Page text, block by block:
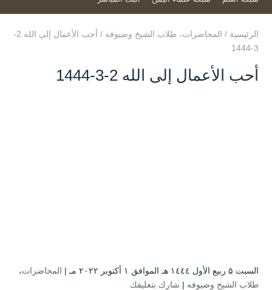
الرئيسية / المحاضرات، طلاب الشيخ وضيوفه /
أحب الأعمال إلى الله 2-
3-1444
أحب الأعمال إلى الله 2-3-1444
السبت ۵ ربيع الأول ۱٤٤٤ هـ الموافق ۱ أكتوبر ۲۰۲۲ مـ | المحاضرات،
طلاب الشيخ وضيوفه | شارك بتعليقك